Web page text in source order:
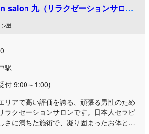
帰りや休日のリフレッシュに、ぜひ極上の
体感ください。
salon 九（リラクゼーションサロン
ン型
駅
付 9:00～1:00)
リアで高い評価を誇る、頑張る男性のため
ラクゼーションサロンです。日本人セラピ
さに満ちた施術で、凝り固まったお体と張